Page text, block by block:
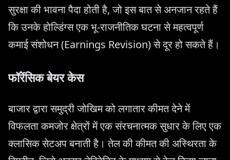
सुरक्षा की भावना पैदा होती है, जो इस बात से अनजान रहते हैं
कि उनके होल्डिंग्स एक भू-राजनीतिक घटना से महत्वपूर्ण
कमाई संशोधन (Earnings Revision) से दूर हो सकते हैं।
फॉरेंसिक बेयर केस
बाजार द्वारा समुद्री जोखिम को लगातार कीमत देने में
विफलता कमजोर क्षेत्रों में एक संरचनात्मक सुधार के लिए एक
क्लासिक सेटअप बनाती है। तेल की कीमत की अस्थिरता के